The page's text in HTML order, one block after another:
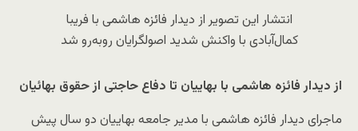
انتشار این تصویر از دیدار فائزه هاشمی با فریبا
کمال‌آبادی با واکنش شدید اصولگرایان روبه‌رو شد
از دیدار فائزه هاشمی با بهاییان تا دفاع حاجتی از حقوق بهائیان
ماجرای دیدار فائزه هاشمی با مدیر جامعه بهاییان دو سال پیش